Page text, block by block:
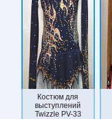
Костюм для
выступлений
Twizzle PV-33